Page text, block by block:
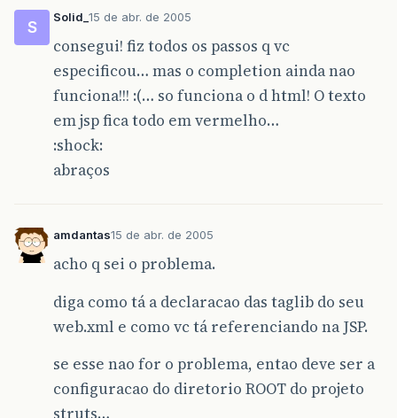
S
Solid_ 15 de abr. de 2005
consegui! fiz todos os passos q vc
especificou… mas o completion ainda nao
funciona!!! :(… so funciona o d html! O texto
em jsp fica todo em vermelho…
:shock:
abraços
amdantas15 de abr. de 2005
acho q sei o problema.
diga como tá a declaracao das taglib do seu
web.xml e como vc tá referenciando na JSP.
se esse nao for o problema, entao deve ser a
configuracao do diretorio ROOT do projeto
struts…